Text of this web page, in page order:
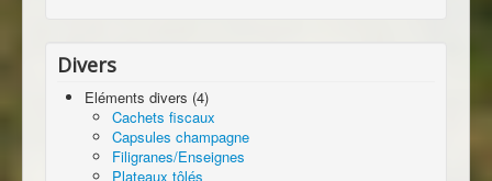
Divers
Eléments divers (4)
Cachets fiscaux
Capsules champagne
Filigranes/Enseignes
Plateaux tôlés